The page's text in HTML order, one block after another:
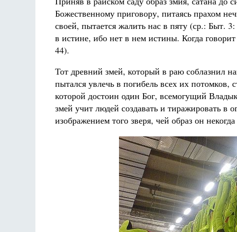
Божественному приговору, питаясь прахом
своей, пытается жалить нас в пяту (ср.: Быт.
в истине, ибо нет в нем истины. Когда
44).
Тот древний змей, который в раю соблазнил
пытался увлечь в погибель всех их потомков,
которой достоин один Бог, всемогущий
змей учит людей создавать и тиражировать в
изображением того зверя, чей образ он